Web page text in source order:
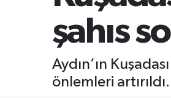
şahıs
Aydın’ın
önlemleri artırıldı.
Eğitim
Aydın Trafik Yoğunluk
Süper Lig Puan Durumu ve
Tüm Manşetler